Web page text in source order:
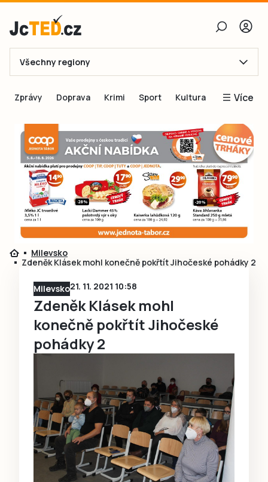
E-mail
Obnovit heslo
Přihlásit se
Přihlásit se přes Facebook
Ještě nemám účet, chci seRegistrovat
Všechny regiony
Zprávy Doprava Krimi Sport Kultura Více
Inspirace
Čtenáři píší
Speciální přílohy
Inzerce
Milevsko
Zdeněk Klásek mohl konečně pokřtít Jihočeské pohádky 2
Milevsko21. 11. 2021 10:58
Zdeněk Klásek mohl
konečně pokřtít Jihočeské
pohádky 2